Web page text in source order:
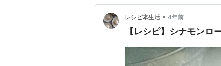
レシピ本生活 • 4年前
【レシピ】シナモンロ